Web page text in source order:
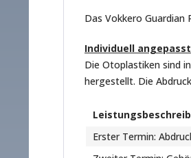
Das Vokkero Guardian
Individuell angepasst
Die Otoplastiken sind
hergestellt. Die
Erster Termin: